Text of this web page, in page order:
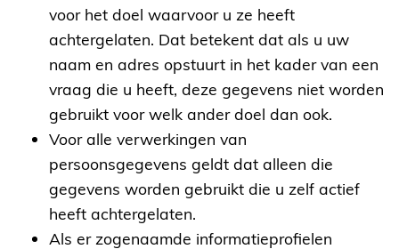
Home
Kwekerij
Graszoden
voor het doel waarvoor u ze heeft
achtergelaten. Dat betekent dat als u uw
naam en adres opstuurt in het kader van een
vraag die u heeft, deze gegevens niet worden
gebruikt voor welk ander doel dan ook.
Voor alle verwerkingen van
persoonsgegevens geldt dat alleen die
gegevens worden gebruikt die u zelf actief
heeft achtergelaten.
Als er zogenaamde informatieprofielen